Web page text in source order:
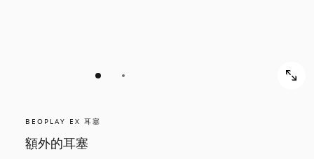
BEOPLAY EX 耳塞
額外的耳塞